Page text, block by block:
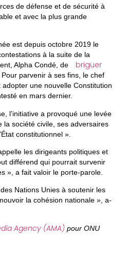
de défense et de sécurité à
et avec la plus grande
est depuis octobre 2019 le
à la suite de la
Alpha Condé, de briguer
Pour parvenir à ses fins, le chef
adopter une nouvelle Constitution
en mars dernier.
l’initiative a provoqué une levée
la société civile, ses adversaires
constitutionnel ».
les dirigeants politiques et
différend qui pourrait survenir
», a fait valoir le porte-parole.
Nations Unies à soutenir les
la cohésion nationale », a-
Agency (AMA) pour ONU